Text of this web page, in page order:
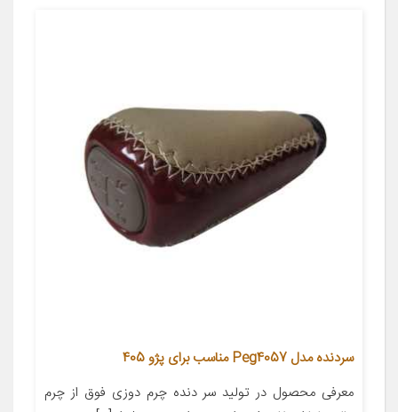
سردنده مدل Peg4057 مناسب برای پژو 405
معرفی محصول در تولید سر دنده چرم دوزی فوق از چرم